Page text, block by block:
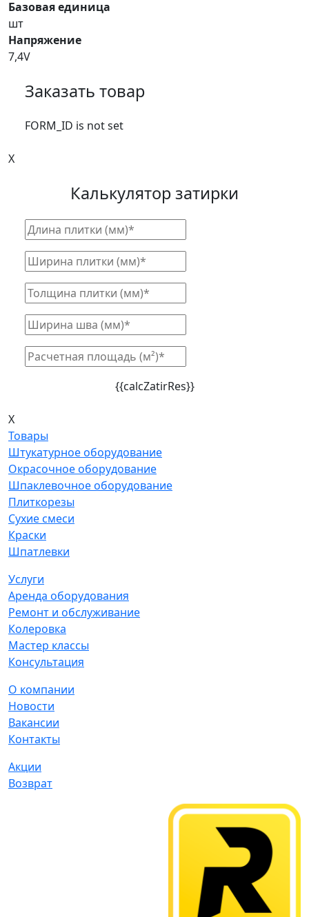
Базовая единица
шт
Напряжение
7,4V
Заказать товар
FORM_ID is not set
X
Калькулятор затирки
{{calcZatirRes}}
X
Товары
Штукатурное оборудование
Окрасочное оборудование
Шпаклевочное оборудование
Плиткорезы
Сухие смеси
Краски
Шпатлевки
Услуги
Аренда оборудования
Ремонт и обслуживание
Колеровка
Мастер классы
Консультация
О компании
Новости
Вакансии
Контакты
Акции
Возврат